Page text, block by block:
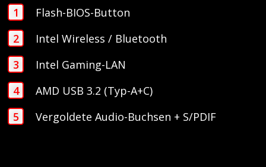
Flash-BIOS-Button
Intel Wireless / Bluetooth
Intel Gaming-LAN
AMD USB 3.2 (Typ-A+C)
Vergoldete Audio-Buchsen + S/PDIF